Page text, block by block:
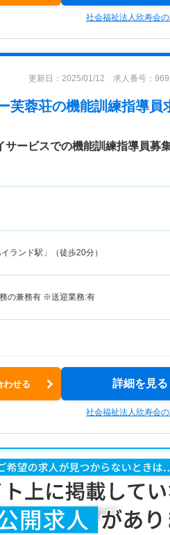
社会福祉法人欣寿会
更新日：2025/01/12 求人番号：
芙蓉荘の機能訓練指導員
ービスでの機能訓練指導員募
ランド駅」（徒歩20分）
の兼務有 ※送迎業務:有
わせる 詳細を見る
社会福祉法人欣寿会